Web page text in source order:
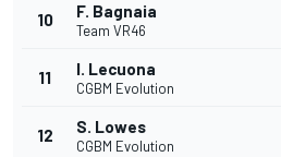
10 F. Bagnaia
Team VR46
11 I. Lecuona
CGBM Evolution
12 S. Lowes
CGBM Evolution